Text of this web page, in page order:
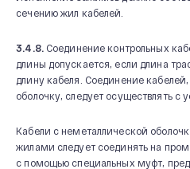
сечению жил кабелей.
3.4.8.Соединение контрольных
длины допускается, если длина
длину кабеля. Соединение
оболочку, следует осуществлять с
Кабели с неметаллической
жилами следует соединять на
с помощью специальных муфт,